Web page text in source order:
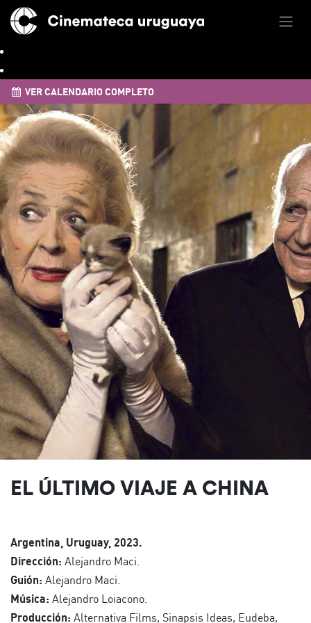
VER CALENDARIO COMPLETO
EL ÚLTIMO VIAJE A CHINA
Argentina, Uruguay, 2023.
Dirección: Alejandro Maci.
Guión: Alejandro Maci.
Música: Alejandro Loiacono.
Producción: Alternativa Films, Sinapsis Ideas, Eudeba,